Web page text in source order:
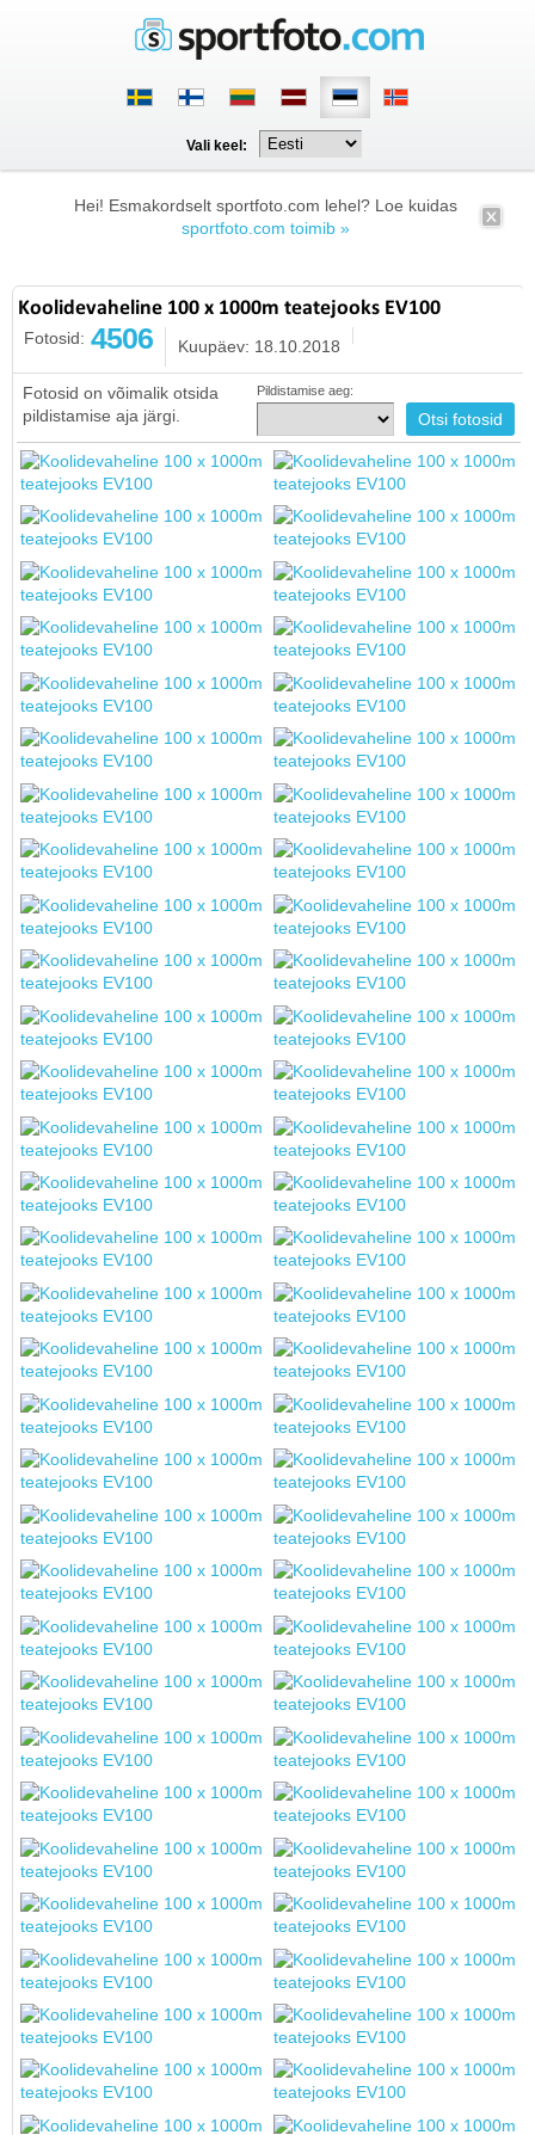
Vali keel:
Hei! Esmakordselt sportfoto.com lehel? Loe kuidas
sportfoto.com toimib »
Koolidevaheline 100 x 1000m teatejooks EV100
Fotosid: 4506 Kuupäev: 18.10.2018
Fotosid on võimalik otsida
pildistamise aja järgi.
Pildistamise aeg: